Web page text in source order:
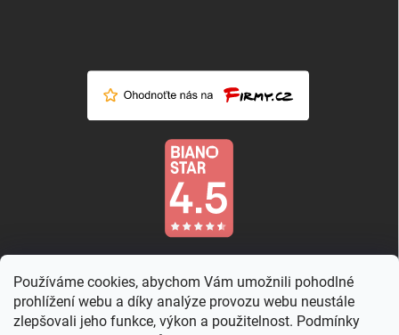
Používáme cookies, abychom Vám umožnili pohodlné
prohlížení webu a díky analýze provozu webu neustále
zlepšovali jeho funkce, výkon a použitelnost. Podmínky